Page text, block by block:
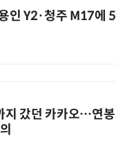
인 Y2·청주 M17에 5
지 갔던 카카오…연봉